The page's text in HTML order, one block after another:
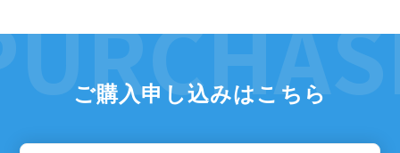
ご購入申し込みはこちら